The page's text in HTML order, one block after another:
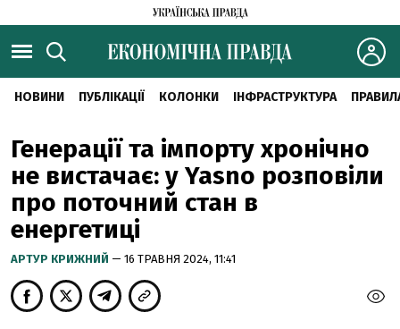
НОВИНИ ПУБЛІКАЦІЇ КОЛОНКИ ІНФРАСТРУКТУРА
Генерації та імпорту хронічно
не вистачає: у Yasno розповіли
про поточний стан в
енергетиці
АРТУР КРИЖНИЙ — 16 ТРАВНЯ 2024, 11:41